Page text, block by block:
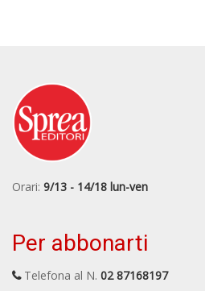
Orari: 9/13 - 14/18 lun-ven
Per abbonarti
Telefona al N. 02 87168197